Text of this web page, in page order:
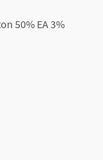
50% EA 3%